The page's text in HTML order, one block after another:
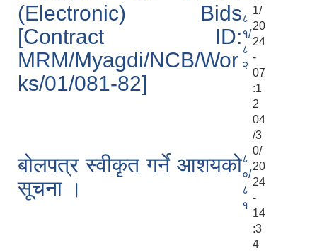
(Electronic) Bids
[Contract ID:
MRM/Myagdi/NCB/Wor
ks/01/081-82]
८
१/
८
२
1/
20
24
-
07
:1
2
बोलपत्र स्वीकृत गर्ने आशयको
सूचना ।
८
०/
८
१
04
/3
0/
20
24
-
14
:3
4